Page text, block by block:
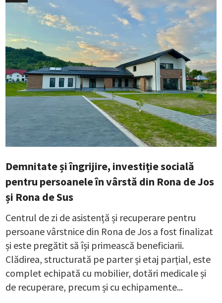
Demnitate și îngrijire, investiție socială
pentru persoanele în vârstă din Rona de Jos
și Rona de Sus
Centrul de zi de asistență și recuperare pentru
persoane vârstnice din Rona de Jos a fost finalizat
și este pregătit să își primească beneficiarii.
Clădirea, structurată pe parter și etaj parțial, este
complet echipată cu mobilier, dotări medicale și
de recuperare, precum și cu echipamente